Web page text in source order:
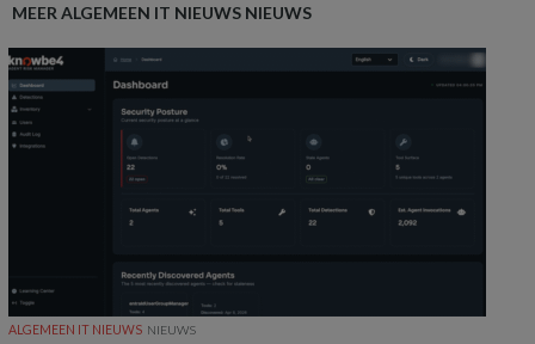
MEER ALGEMEEN IT NIEUWS NIEUWS
ALGEMEEN IT NIEUWS NIEUWS